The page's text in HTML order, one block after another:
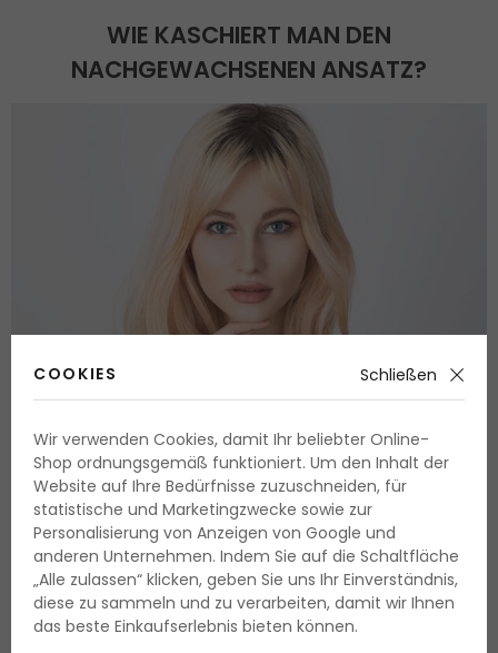
WIE KASCHIERT MAN DEN
NACHGEWACHSENEN ANSATZ?
Suchen Sie nach der besten Möglichkeit, wie man den
nachgewachsenen Ansatz kaschieren kann, ohne dabei das
Haar nachfärben zu müssen? Den nachgewachsenen
Ansatz kaschieren Sie mit speziellen Mascaras oder Sprays,
die schnell, einfach und effektiv sind. Mit dem
nachgewachsenen Ansatz kommen Sie auch dank trendy
Frisuren spielend zurecht. Stecken Sie sich das Haar zum
Beispiel zu einem Knoten und keiner erkannt den
rausgewachsenen Ansatz. Sie können auch zu Haarbändern
COOKIES Schließen
Wir verwenden Cookies, damit Ihr beliebter Online-
Shop ordnungsgemäß funktioniert. Um den Inhalt der
Website auf Ihre Bedürfnisse zuzuschneiden, für
statistische und Marketingzwecke sowie zur
Personalisierung von Anzeigen von Google und
anderen Unternehmen. Indem Sie auf die Schaltfläche
„Alle zulassen“ klicken, geben Sie uns Ihr Einverständnis,
diese zu sammeln und zu verarbeiten, damit wir Ihnen
das beste Einkaufserlebnis bieten können.